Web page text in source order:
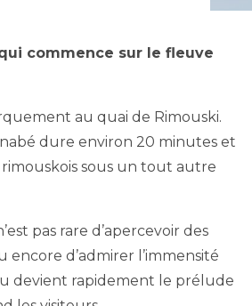
commence sur le fleuve
au quai de Rimouski.
dure environ 20 minutes et
sous un tout autre
pas rare d’apercevoir des
encore d’admirer l’immensité
devient rapidement le prélude